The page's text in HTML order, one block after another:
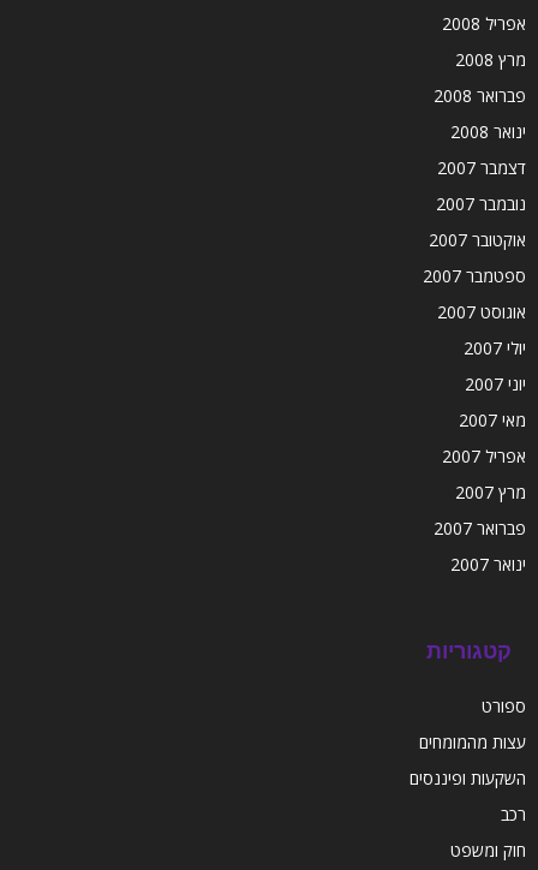
אפריל 2008
מרץ 2008
פברואר 2008
ינואר 2008
דצמבר 2007
נובמבר 2007
אוקטובר 2007
ספטמבר 2007
אוגוסט 2007
יולי 2007
יוני 2007
מאי 2007
אפריל 2007
מרץ 2007
פברואר 2007
ינואר 2007
קטגוריות
ספורט
עצות מהמומחים
השקעות ופיננסים
רכב
חוק ומשפט